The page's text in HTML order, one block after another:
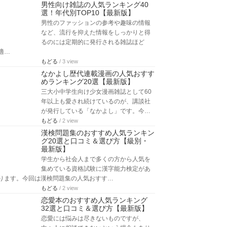
男性向け雑誌の人気ランキング40
選！年代別TOP10【最新版】
男性のファッションの参考や趣味の情報
など、流行を抑えた情報をしっかりと得
るのには定期的に発行される雑誌ほど
…
もどる / 3 view
なかよし歴代連載漫画の人気おすす
めランキング20選【最新版】
三大小中学生向け少女漫画雑誌として60
年以上も愛され続けているのが、講談社
が発行している「なかよし」です。今…
もどる / 2 view
漢検問題集のおすすめ人気ランキン
グ20選と口コミ＆選び方【級別・
最新版】
学生から社会人まで多くの方から人気を
集めている資格試験に漢字能力検定があ
ます。今回は漢検問題集の人気おすす…
もどる / 2 view
恋愛本のおすすめ人気ランキング
32選と口コミ＆選び方【最新版】
恋愛には悩みは尽きないものですが、